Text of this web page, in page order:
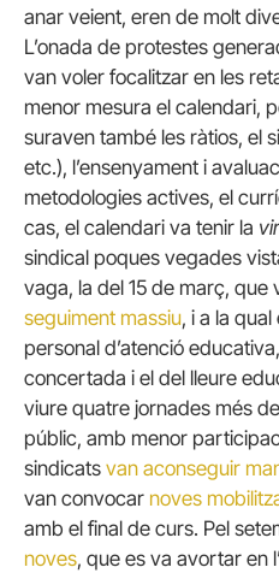
anar veient, eren de molt
L’onada de protestes
van voler focalitzar en les
menor mesura el calendari,
suraven també les ràtios, el
etc.), l’ensenyament i
metodologies actives, el
cas, el calendari va tenir la
sindical poques vegades
vaga, la del 15 de març, que
seguiment massiu, i a la
personal d’atenció
concertada i el del lleure
viure quatre jornades més
públic, amb menor
sindicats van aconseguir
van convocar noves
amb el final de curs. Pel
noves, que es va avortar en